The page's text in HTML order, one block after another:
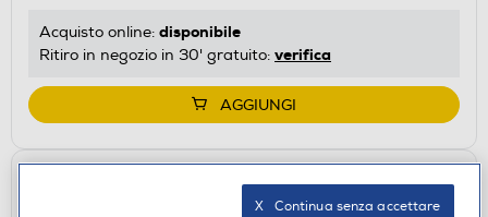
Acquisto online: disponibile
Ritiro in negozio in 30' gratuito: verifica
AGGIUNGI
X   Continua senza accettare